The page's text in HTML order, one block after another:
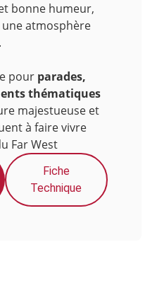
bonne humeur,
atmosphère
pour parades,
thématiques
majestueuse et
à faire vivre
Far West
Fiche
Technique